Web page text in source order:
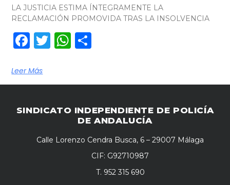
LA JUSTICIA ESTIMA ÍNTEGRAMENTE LA
RECLAMACIÓN PROMOVIDA TRAS LA INSOLVENCIA
Facebook
TwitterWhatsApp
Leer Más
SINDICATO INDEPENDIENTE DE POLICÍA
DE ANDALUCÍA
Calle Lorenzo Cendra Busca, 6 – 29007 Málaga
CIF: G92710987
T. 952 315 690